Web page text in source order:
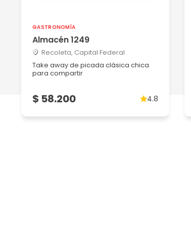
Ver más
Rocio G
17/01/2026
Ver más
GASTRONOMÍA
Almacén 1249
Recoleta, Capital Federal
Take away de picada clásica chica
para compartir
$ 58.200 4.8